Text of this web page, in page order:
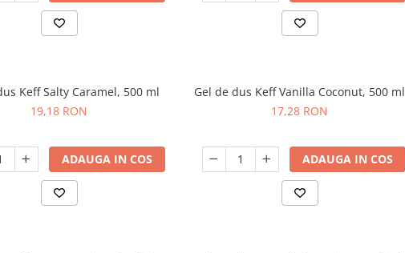
Keff Salty Caramel, 500 ml
19,18 RON
ADAUGA IN COS
Gel de dus Keff Vanilla Coconut, 500 ml
17,28 RON
ADAUGA IN COS